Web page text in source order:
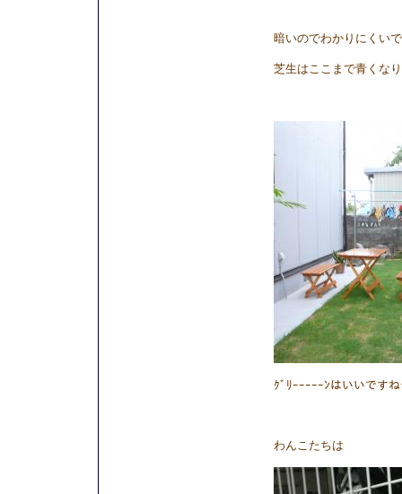
暗いのでわかりにくい
芝生はここまで青くな
ｸﾞﾘｰｰｰｰｰﾝはいいで
わんこたちは